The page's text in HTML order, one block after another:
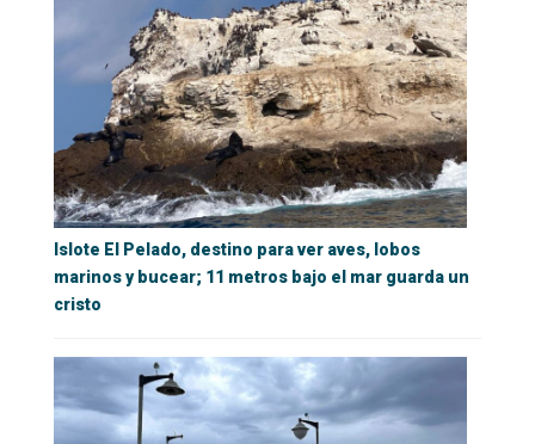
Islote El Pelado, destino para ver aves, lobos
marinos y bucear; 11 metros bajo el mar guarda un
cristo